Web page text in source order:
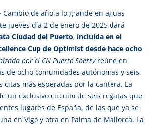
Cambio de año a lo grande en aguas
jueves día 2 de enero de 2025 dará
Ciudad del Puerto, incluida en el
Cup de Optimist desde hace ocho
por el CN Puerto Sherry reúne en
de ocho comunidades autónomas y seis
citas más esperadas por la cantera. La
un exclusivo circuito de seis regatas que
lugares de España, de las que ya se
en Vigo y otra en Palma de Mallorca. La